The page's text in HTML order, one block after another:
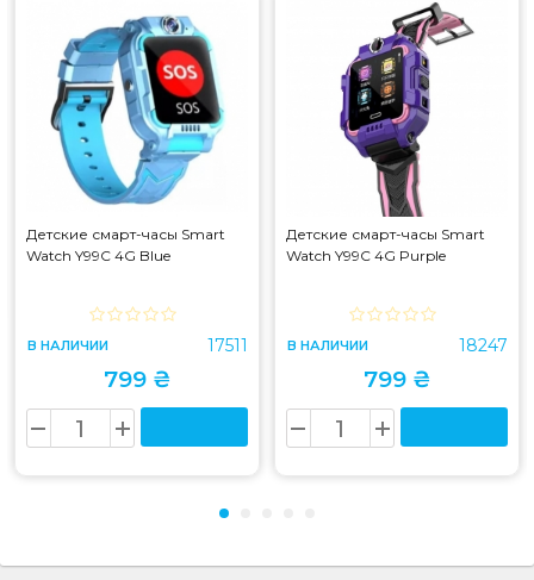
Детские смарт-часы Smart
Watch Y99C 4G Blue
В НАЛИЧИИ 17511
799 ₴
Детские смарт-часы Smart
Watch Y99C 4G Purple
В НАЛИЧИИ 18247
799 ₴